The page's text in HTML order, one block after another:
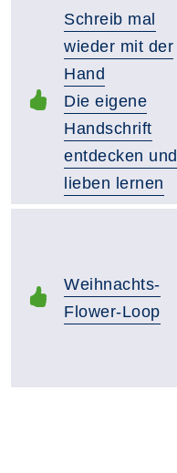
Schreib mal
wieder mit der
Hand
Die eigene
Handschrift
entdecken und
lieben lernen
Weihnachts-
Flower-Loop